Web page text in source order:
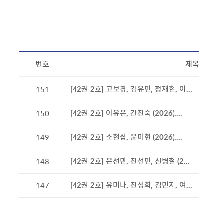
번호 제목
151 [42권 2호] 고보경, 김유민, 정재현, 이...
150 [42권 2호] 이유은, 간진숙 (2026)....
149 [42권 2호] 소현섭, 윤미현 (2026)....
148 [42권 2호] 은선민, 진선민, 신병철 (2...
147 [42권 2호] 유미나, 진성희, 김민지, 여...